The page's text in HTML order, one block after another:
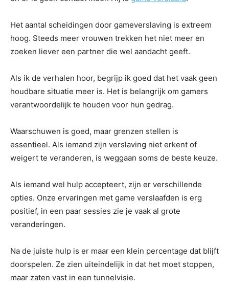
Het aantal scheidingen door gameverslaving is extreem
hoog. Steeds meer vrouwen trekken het niet meer en
zoeken liever een partner die wel aandacht geeft.
Als ik de verhalen hoor, begrijp ik goed dat het vaak geen
houdbare situatie meer is. Het is belangrijk om gamers
verantwoordelijk te houden voor hun gedrag.
Waarschuwen is goed, maar grenzen stellen is
essentieel. Als iemand zijn verslaving niet erkent of
weigert te veranderen, is weggaan soms de beste keuze.
Als iemand wel hulp accepteert, zijn er verschillende
opties. Onze ervaringen met game verslaafden is erg
positief, in een paar sessies zie je vaak al grote
veranderingen.
Na de juiste hulp is er maar een klein percentage dat blijft
doorspelen. Ze zien uiteindelijk in dat het moet stoppen,
maar zaten vast in een tunnelvisie.